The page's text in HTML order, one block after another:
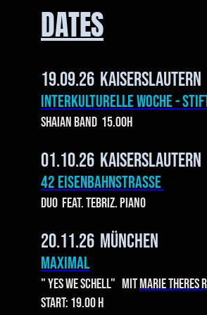
DATES
19.09.26 Kaiserslautern
Interkulturelle Woche -
Shaian Band 15.00h
01.10.26 Kaiserslautern
42 Eisenbahnstrasse
Duo feat. Tebriz. Piano
20.11.26 München
MAXIMAL
" Yes we Schell" mitmarie Theres
Start: 19.00 h